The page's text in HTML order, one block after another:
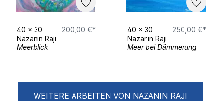
40 x 30
200,00 €*
Nazanin Raji
Meerblick
40 x 30
250,00 €*
Nazanin Raji
Meer bei Dämmerung
WEITERE ARBEITEN VON NAZANIN RAJI